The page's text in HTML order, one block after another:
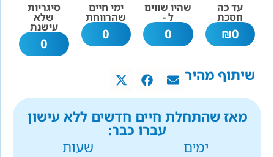
עד כה
חסכת
0
₪
שהיו שווים
ל -
0
ימי חיים
שהרווחת
0
סיגריות
שלא
עישנת
0
שיתוף מהיר
מאז שהתחלת חיים חדשים ללא עישון
עברו כבר:
ימים
שעות